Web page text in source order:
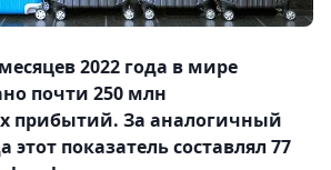
2022 года в мире
почти 250 млн
прибытий. За аналогичный
этот показатель составлял 77